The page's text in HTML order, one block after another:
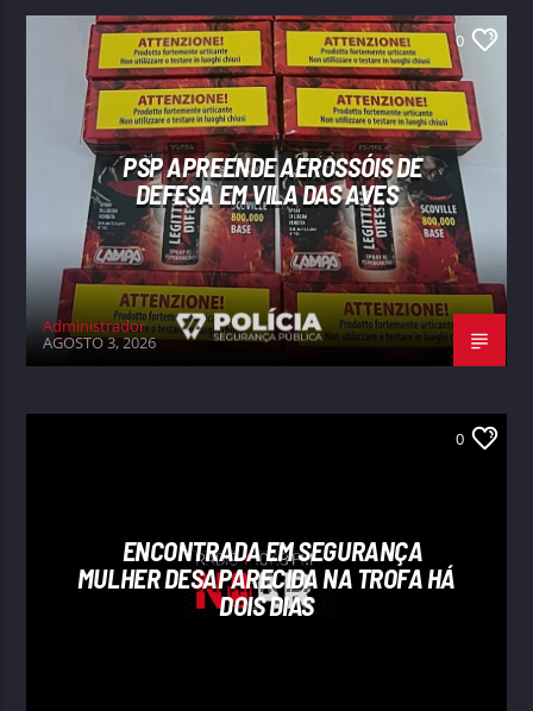
0
PSP APREENDE AEROSSÓIS DE
DEFESA EM VILA DAS AVES
Administrador
AGOSTO 3, 2026
0
ENCONTRADA EM SEGURANÇA
MULHER DESAPARECIDA NA TROFA HÁ
DOIS DIAS